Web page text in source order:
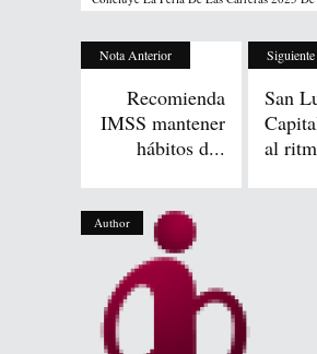
Nota Anterior
Recomienda
IMSS mantener
hábitos d...
San
al
Author